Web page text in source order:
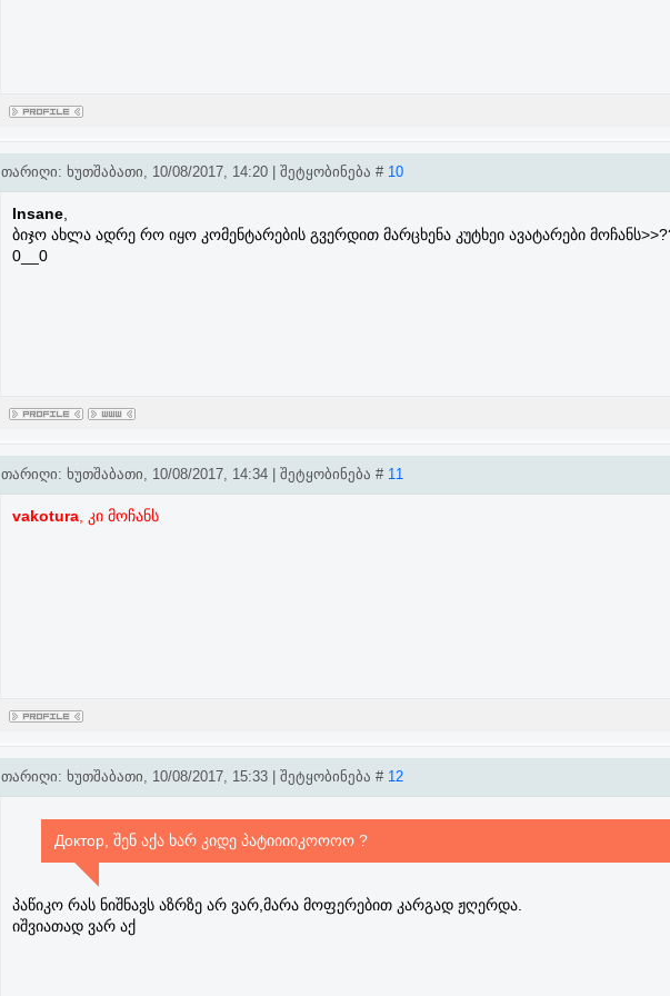
თარიღი: ხუთშაბათი, 10/08/2017, 14:20 | შეტყობინება # 10
Insane,
ბიჯო ახლა ადრე რო იყო კომენტარების გვერდით მარცხენა კუტხეი ავატარები
0__0
თარიღი: ხუთშაბათი, 10/08/2017, 14:34 | შეტყობინება # 11
vakotura, კი მოჩანს
თარიღი: ხუთშაბათი, 10/08/2017, 15:33 | შეტყობინება # 12
Доктор, შენ აქა ხარ კიდე პატიიიიკოოოო ?
პაწიკო რას ნიშნავს აზრზე არ ვარ,მარა მოფერებით კარგად ჟღერდა.
იშვიათად ვარ აქ